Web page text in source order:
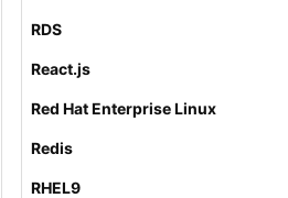
RDS
React.js
Red Hat Enterprise Linux
Redis
RHEL9